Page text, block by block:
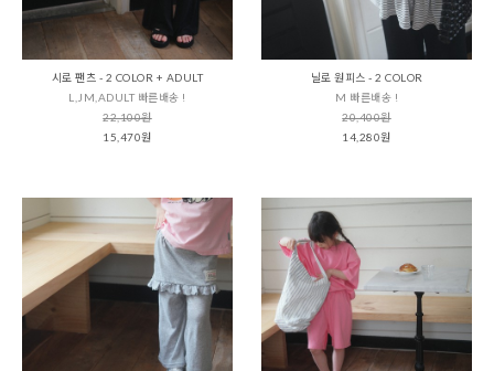
시로 팬츠 - 2 COLOR + ADULT
L,JM,ADULT 빠른배송 !
22,100원
15,470원
닐로 원피스 - 2 COLOR
M 빠른배송 !
20,400원
14,280원